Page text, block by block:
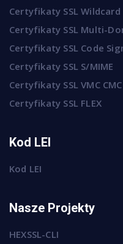
Certyfikaty SSL Wildcard
Certyfikaty SSL Multi-
Certyfikaty SSL Code
Certyfikaty SSL S/MIME
Certyfikaty SSL VMC CMC
Certyfikaty SSL FLEX
Kod LEI
Kod LEI
Nasze Projekty
HEXSSL-CLI